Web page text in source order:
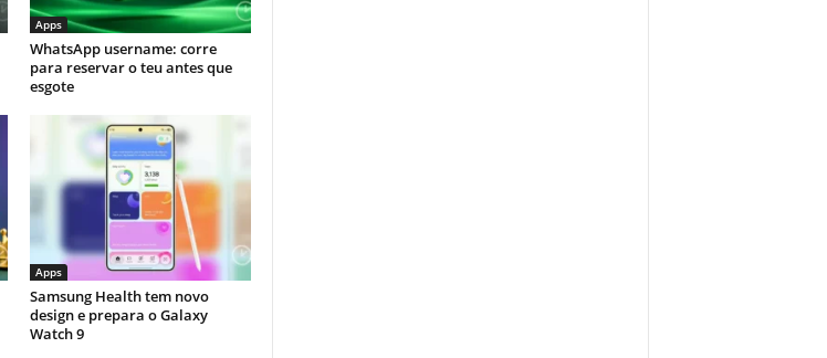
Apps
WhatsApp username: corre
para reservar o teu antes que
esgote
Apps
Samsung Health tem novo
design e prepara o Galaxy
Watch 9